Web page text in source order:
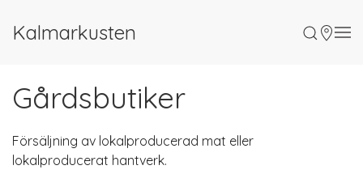
Kalmarkusten
Gårdsbutiker
Försäljning av lokalproducerad mat eller
lokalproducerat hantverk.